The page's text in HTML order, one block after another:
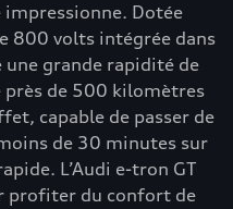
Dotée
800 volts intégrée dans
grande rapidité de
près de 500 kilomètres
capable de passer de
de 30 minutes sur
L’Audi e-tron GT
profiter du confort de